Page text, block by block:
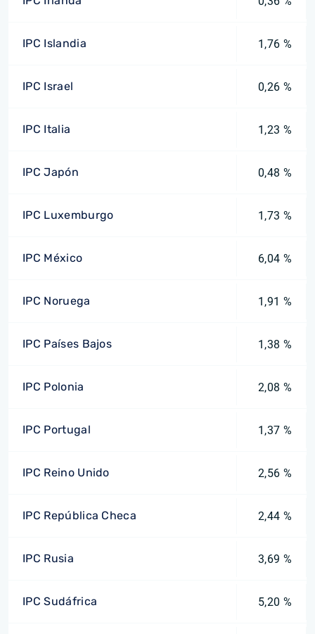
IPC Islandia 1,76 %
IPC Israel 0,26 %
IPC Italia 1,23 %
IPC Japón 0,48 %
IPC Luxemburgo 1,73 %
IPC México 6,04 %
IPC Noruega 1,91 %
IPC Países Bajos 1,38 %
IPC Polonia 2,08 %
IPC Portugal 1,37 %
IPC Reino Unido 2,56 %
IPC República Checa 2,44 %
IPC Rusia 3,69 %
IPC Sudáfrica 5,20 %